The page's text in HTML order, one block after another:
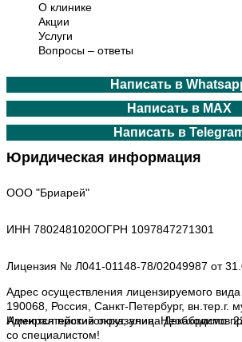
О клинике
Акции
Услуги
Вопросы – ответы
Написать в
Написать в MAX
Написать в
ООО "Бриарей"
ИНН 7802481020ОГРН 1097847271301
Лицензия № Л041-01148-78/02049987 от
Адрес осуществления лицензируемого вида
190068, Россия, Санкт-Петербург, вн.тер.г.
Адмиралтейский округ, улица Декабристов
Имеются противопоказания.Необходимо
со специалистом!